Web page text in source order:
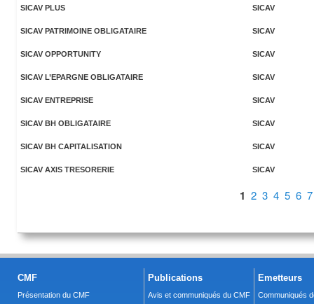
SICAV PLUS SICAV
SICAV PATRIMOINE OBLIGATAIRE SICAV
SICAV OPPORTUNITY SICAV
SICAV L’EPARGNE OBLIGATAIRE SICAV
SICAV ENTREPRISE SICAV
SICAV BH OBLIGATAIRE SICAV
SICAV BH CAPITALISATION SICAV
SICAV AXIS TRESORERIE SICAV
1 2 3 4 5 6 7
CMF
Présentation du CMF
Publications
Avis et communiqués du CMF
Emetteurs
Communiqués